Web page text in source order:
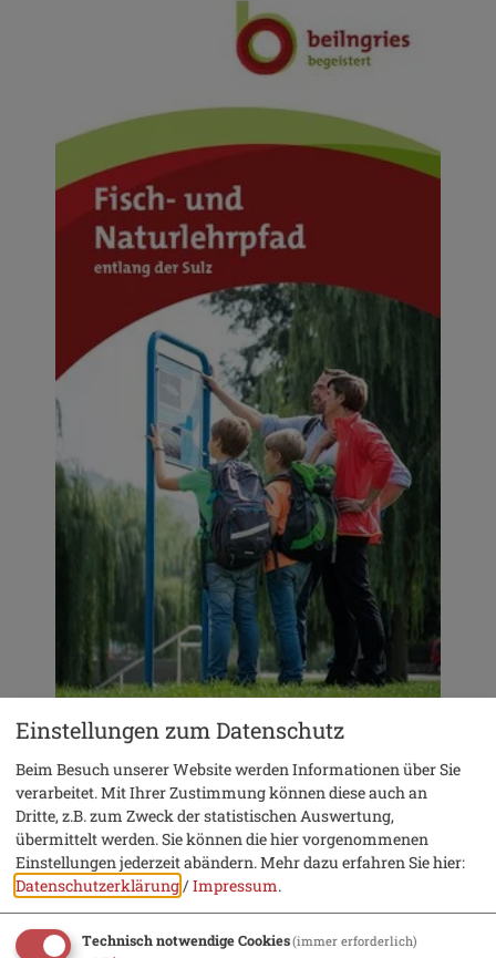
Beilngries Fisch- und Naturlehrpfad
Download
Einstellungen zum Datenschutz
Beim Besuch unserer Website werden Informationen über Sie
verarbeitet. Mit Ihrer Zustimmung können diese auch an
Dritte, z.B. zum Zweck der statistischen Auswertung,
übermittelt werden. Sie können die hier vorgenommenen
Einstellungen jederzeit abändern.Mehr dazu erfahren Sie hier:
Datenschutzerklärung/Impressum.
Technisch notwendige Cookies(immer erforderlich)